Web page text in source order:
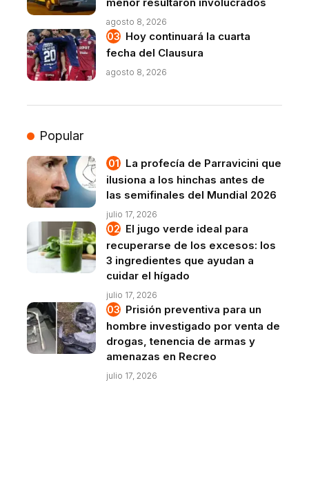
agosto 8, 2026
Hoy continuará la cuarta
fecha del Clausura
agosto 8, 2026
Popular
La profecía de Parravicini que
ilusiona a los hinchas antes de
las semifinales del Mundial 2026
julio 17, 2026
El jugo verde ideal para
recuperarse de los excesos: los
3 ingredientes que ayudan a
cuidar el hígado
julio 17, 2026
Prisión preventiva para un
hombre investigado por venta de
drogas, tenencia de armas y
amenazas en Recreo
julio 17, 2026